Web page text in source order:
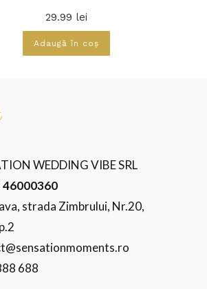
29.99 lei
Adaugă în coș
WEDDING VIBE SRL
46000360
strada Zimbrului, Nr.20,
688